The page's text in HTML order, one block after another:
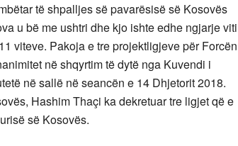
të shpalljes së pavarësisë së Kosovës
u bë me ushtri dhe kjo ishte edhe ngjarje viti
viteve. Pakoja e tre projektligjeve për Forcën
në shqyrtim të dytë nga Kuvendi i
në sallë në seancën e 14 Dhjetorit 2018.
Hashim Thaçi ka dekretuar tre ligjet që e
së Kosovës.